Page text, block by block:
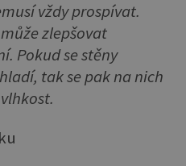
vždy prospívat.
zlepšovat
Pokud se stěny
tak se pak na nich